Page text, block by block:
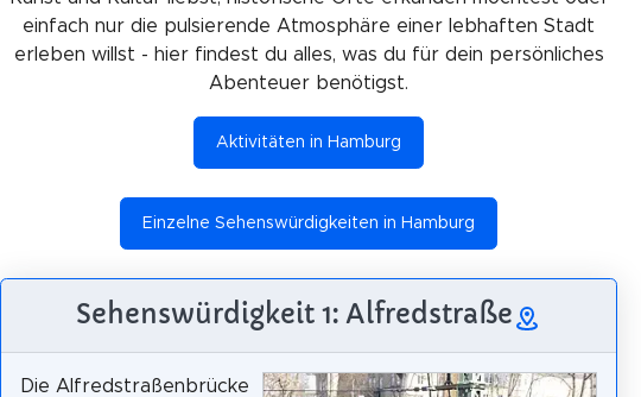
einfach nur die pulsierende Atmosphäre einer lebhaften Stadt
erleben willst - hier findest du alles, was du für dein persönliches
Abenteuer benötigst.
Aktivitäten in Hamburg
Einzelne Sehenswürdigkeiten in Hamburg
Sehenswürdigkeit 1: Alfredstraße
Die Alfredstraßenbrücke